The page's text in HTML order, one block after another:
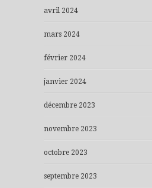
avril 2024
mars 2024
février 2024
janvier 2024
décembre 2023
novembre 2023
octobre 2023
septembre 2023